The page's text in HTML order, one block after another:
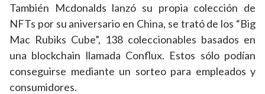
También Mcdonalds lanzó su propia colección de
NFTs por su aniversario en China, se trató de los “Big
Mac Rubiks Cube”, 138 coleccionables basados en
una blockchain llamada Conflux. Estos sólo podían
conseguirse mediante un sorteo para empleados y
consumidores.